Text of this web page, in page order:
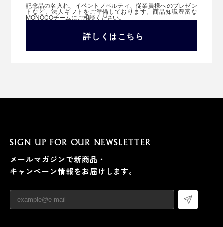
記念品の名入れ、イベントノベルティ、従業員様へのプレゼン
トなど、法人ギフトをご準備しております。商品知識豊富な
MONOCOチームにご相談ください。
詳しくはこちら
SIGN UP FOR OUR NEWSLETTER
メールマガジンで新商品・
キャンペーン情報をお届けします。